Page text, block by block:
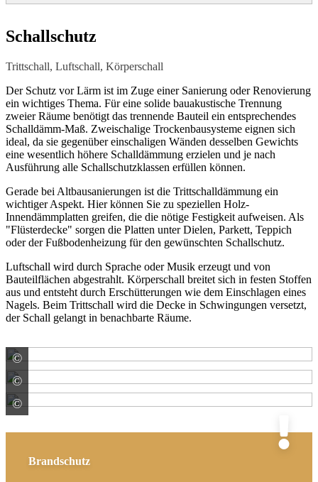
Streifenfreiheit auch bei hohem Lichteinfall; gerade wenn
sind. Glatte-Wand-Systeme sorgen mit aufeinander
abgestimmten Produkten dafür, dass das Projekt zum
Erfolg wird. Der Glättegrad wird in die Qualitätsstufen
Q1–Q4 eingeteilt.
Schallschutz
Trittschall, Luftschall, Körperschall
Der Schutz vor Lärm ist im Zuge einer Sanierung oder Renovierung
ein wichtiges Thema. Für eine solide bauakustische Trennung
zweier Räume benötigt das trennende Bauteil ein entsprechendes
Schalldämm-Maß. Zweischalige Trockenbausysteme eignen sich
ideal, da sie gegenüber einschaligen Wänden desselben Gewichts
eine wesentlich höhere Schalldämmung erzielen und je nach
Ausführung alle Schallschutzklassen erfüllen können.
Gerade bei Altbausanierungen ist die Trittschalldämmung ein
wichtiger Aspekt. Hier können Sie zu speziellen Holz-
Innendämmplatten greifen, die die nötige Festigkeit aufweisen. Als
"Flüsterdecke" sorgen die Platten unter Dielen, Parkett, Teppich
oder der Fußbodenheizung für den gewünschten Schallschutz.
Luftschall wird durch Sprache oder Musik erzeugt und von
Bauteilflächen abgestrahlt. Körperschall breitet sich in festen Stoffen
aus und entsteht durch Erschütterungen wie dem Einschlagen eines
Nagels. Beim Trittschall wird die Decke in Schwingungen versetzt,
der Schall gelangt in benachbarte Räume.
© Saint-Gobain Rigips GmbH
© Saint-Gobain Rigips GmbH
© Saint-Gobain Rigips GmbH
Brandschutz